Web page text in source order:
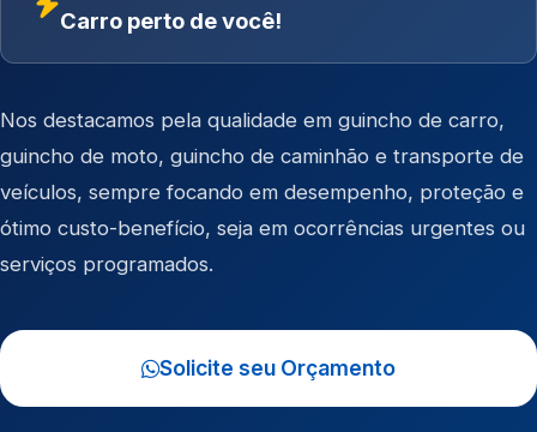
Carro perto de você!
Nos destacamos pela qualidade em guincho de carro,
guincho de moto, guincho de caminhão e transporte de
veículos, sempre focando em desempenho, proteção e
ótimo custo-benefício, seja em ocorrências urgentes ou
serviços programados.
Solicite seu Orçamento